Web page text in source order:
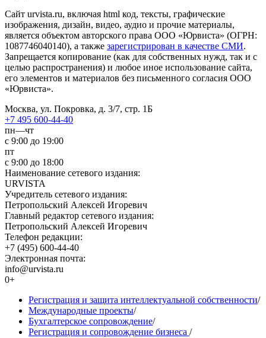
Сайт urvista.ru, включая html код, тексты, графические
изображения, дизайн, видео­, аудио­ и прочие материалы,
является объектом авторского права ООО «Юрвиста» (ОГРН:
1087746040140), а также зарегистрирован в качестве СМИ.
Запрещается копирование (как для собственных нужд, так и с
целью распространения) и любое иное использование сайта,
его элементов и материалов без письменного согласия ООО
«Юрвиста».
Москва, ул. Покровка, д. 3/7, стр. 1Б
+7 495 600-44-40
пн—чт
с 9:00 до 19:00
пт
с 9:00 до 18:00
Наименование сетевого издания:
URVISTA
Учредитель сетевого издания:
Петропольский Алексей Игоревич
Главный редактор сетевого издания:
Петропольский Алексей Игоревич
Телефон редакции:
+7 (495) 600-44-40
Электронная почта:
info@urvista.ru
0+
Регистрация и защита интеллектуальной собственности/
Международные проекты/
Бухгалтерское сопровождение/
Регистрация и сопровождение бизнеса /